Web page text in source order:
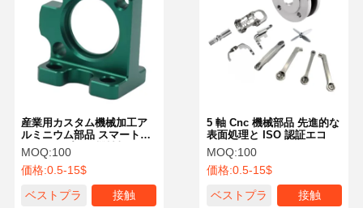
産業用カスタム機械加工ア
ルミニウム部品 スマートプ
ロトタイプCNC機械加工
6061/6063部品
MOQ:100
価格:0.5-15$
ベストプラ
接触
5 軸 Cnc 機械部品 先進的な
表面処理と ISO 認証エコ
MOQ:100
価格:0.5-15$
ベストプラ
接触